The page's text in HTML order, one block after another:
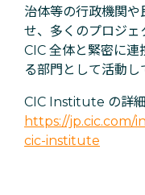
治体等の行政機関
せ、多くのプロジ
CIC 全体と緊密に連
る部門として活動し
CIC Institute の詳細
https://
cic-institute